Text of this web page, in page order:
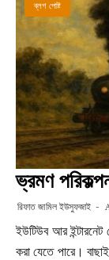
ব্লগ পোষ্ট
ভ্রমণ
রিফাত জামিল ইউসুফজাই
ইউটিউব আর ইন্টারনেট
করা যেতে পারে।